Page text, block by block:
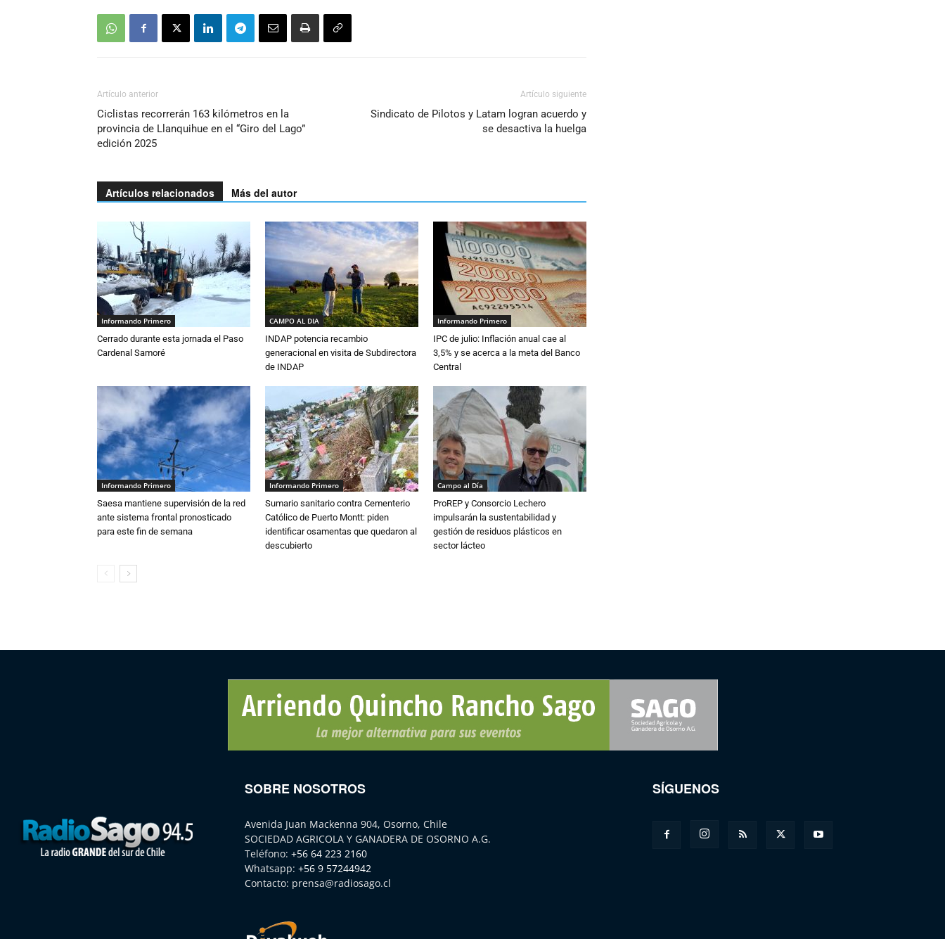
Artículo anterior
Ciclistas recorrerán 163 kilómetros en la
provincia de Llanquihue en el “Giro del Lago”
edición 2025
Artículo siguiente
Sindicato de Pilotos y Latam logran acuerdo y
se desactiva la huelga
Artículos relacionados Más del autor
Informando Primero
Cerrado durante esta jornada el Paso
Cardenal Samoré
CAMPO AL DIA
INDAP potencia recambio
generacional en visita de Subdirectora
de INDAP
Informando Primero
IPC de julio: Inflación anual cae al
3,5% y se acerca a la meta del Banco
Central
Informando Primero
Saesa mantiene supervisión de la red
ante sistema frontal pronosticado
para este fin de semana
Informando Primero
Sumario sanitario contra Cementerio
Católico de Puerto Montt: piden
identificar osamentas que quedaron al
descubierto
Campo al Día
ProREP y Consorcio Lechero
impulsarán la sustentabilidad y
gestión de residuos plásticos en
sector lácteo
SOBRE NOSOTROS
Avenida Juan Mackenna 904, Osorno, Chile
SOCIEDAD AGRICOLA Y GANADERA DE OSORNO A.G.
Teléfono: +56 64 223 2160
Whatsapp: +56 9 57244942
Contacto: prensa@radiosago.cl
SÍGUENOS